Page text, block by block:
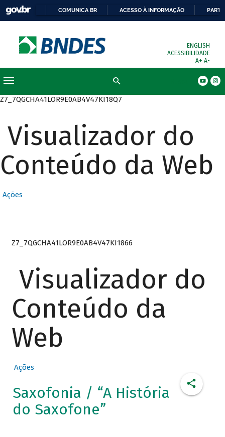
COMUNICA BR ACESSO À INFORMAÇÃO
ENGLISH
ACESSIBILIDADE
A+ A-
Z7_7QGCHA41LOR9E0AB4V47KI18Q7
Visualizador do
Conteúdo da Web
Ações
Z7_7QGCHA41LOR9E0AB4V47KI1866
Visualizador do
Conteúdo da
Web
Ações
Saxofonia / “A História
do Saxofone”